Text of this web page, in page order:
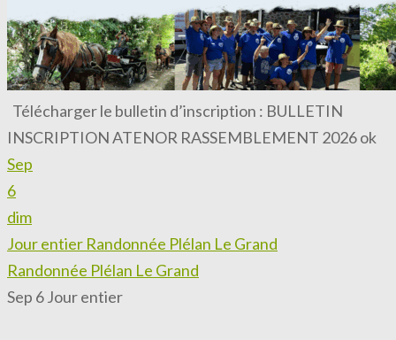
Télécharger le bulletin d’inscription : BULLETIN
INSCRIPTION ATENOR RASSEMBLEMENT 2026 ok
Sep
6
dim
Jour entier Randonnée Plélan Le Grand
Randonnée Plélan Le Grand
Sep 6Jour entier